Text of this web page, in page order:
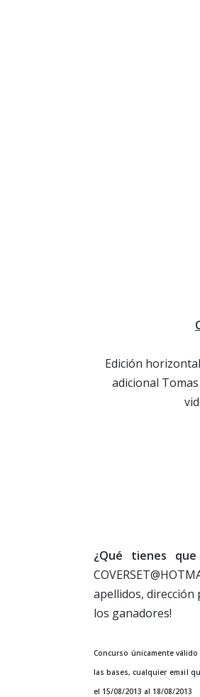
Edición
adicional
¿Qué tienes
apellidos, dirección
los ganadores!
Concurso únicamente
las bases, cualquier email
el 15/08/2013 al 18/08/2013